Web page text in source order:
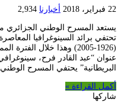
22 فبراير، 2018 أخبارنا 2,934
يستعد المسرح الوطني الجزائري
تحتفي برائد السينوغرافيا
عنوان “عبد القادر فرح،
البريطانية” يحتفي المسرح
أكمل القراءة »
شاركها